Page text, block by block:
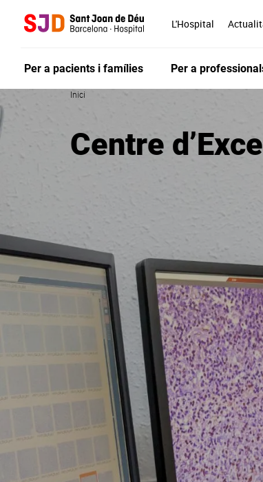
L'Hospital
Per a pacients i famílies Per a
Inici
Centre